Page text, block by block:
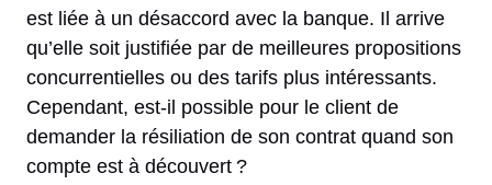
est liée à un désaccord avec la banque. Il arrive
qu’elle soit justifiée par de meilleures propositions
concurrentielles ou des tarifs plus intéressants.
Cependant, est-il possible pour le client de
demander la résiliation de son contrat quand son
compte est à découvert ?